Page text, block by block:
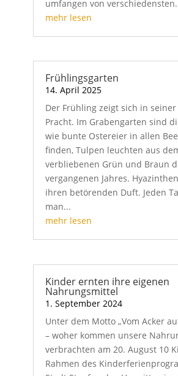
umfangen von
mehr lesen
Frühlingsgarten
14. April 2025
Der Frühling zeigt sich in seiner
Pracht. Im Grabengarten sind
wie bunte Ostereier in allen
finden, Tulpen leuchten aus
verbliebenen Grün und Braun
vergangenen Jahres.
ihren betörenden Duft. Jeden
man...
mehr lesen
Kinder ernten ihre eigenen
Nahrungsmittel
1. September 2024
Unter dem Motto „Vom Acker
– woher kommen unsere
verbrachten am 20. August 10
Rahmen des